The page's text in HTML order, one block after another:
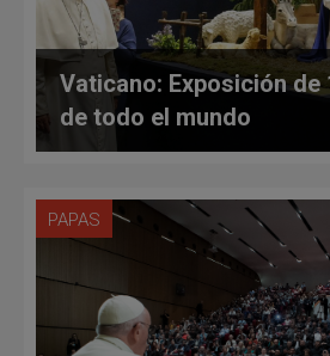
Vaticano: Exposición de
de todo el mundo
PAPAS